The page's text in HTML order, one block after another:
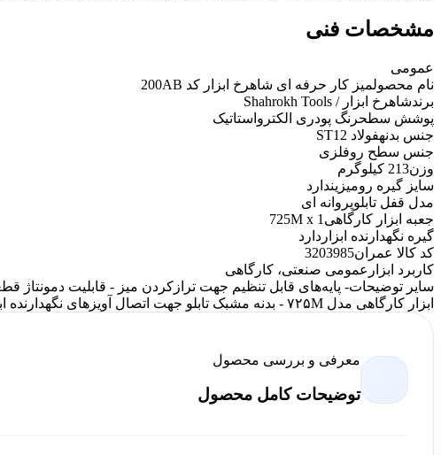
مشخصات فنی
عمومی
نام محصولمیز کار حرفه ای شاهرخ ابزار کد 200AB
برندشاهرخ ابزار / Shahrokh Tools
پوشش سطحرنگ پودری الکترواستاتیک
جنس بدنهفولاد ST12
جنس سطح روفلزی
وزن213 کیلوگرم
سایز گیره رومیزیندارد
مدل قفل تابلوپروانه ای
جعبه ابزار کارگاهی 725M x 1
گیره نگهدارنده ابزار دارد
کد کالا عمران3203985
کاربرد ابزار عمومی صنعتی، کارگاهی
سایر توضیحات- پایه‌های قابل تنظیم جهت ترازکردن میز - قابلیت
ابزار کارگاهی مدل ۷۲۵M - بدنه مشبک تابلو جهت اتصال آویزهای نگهدارنده ابزار با قابلیت جابه‌جایی - دارای سه راهی، سیم جمع کن و سطل
معرفی و بررسی محصول
توضیحات کامل محصول